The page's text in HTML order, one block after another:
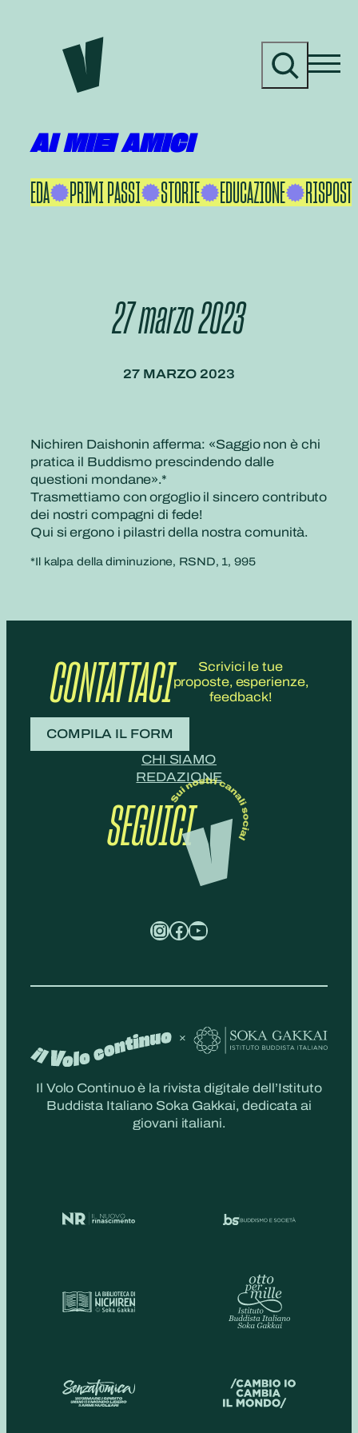
contenuto
r
AI MIEI AMICI
IKEDA PRIMI PASSI STORIE EDUCAZIONE
27 marzo 2023
27 MARZO 2023
Nichiren Daishonin afferma: «Saggio non è chi
pratica il Buddismo prescindendo dalle
questioni mondane».*
Trasmettiamo con orgoglio il sincero contributo
dei nostri compagni di fede!
Qui si ergono i pilastri della nostra comunità.
*Il kalpa della diminuzione, RSND, 1, 995
CONTATTACI
Scrivici le tue
proposte, esperienze,
feedback!
COMPILA IL FORM
CHI SIAMO
REDAZIONE
SEGUICI
InstagramFacebook YouTube
Il Volo Continuo è la rivista digitale dell’Istituto
Buddista Italiano Soka Gakkai, dedicata ai
giovani italiani.